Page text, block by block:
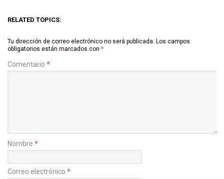
RELATED TOPICS:
Tu dirección de correo electrónico no será publicada. Los campos
obligatorios están marcados con *
Comentario *
Nombre *
Correo electrónico *